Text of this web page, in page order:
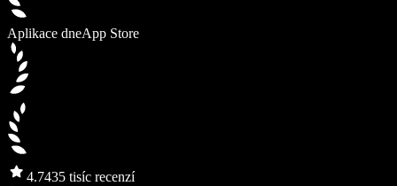
Aplikace dneApp Store
4.7435 tisíc recenzí